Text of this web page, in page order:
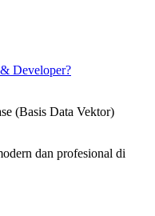
Developer?
(Basis Data Vektor)
dan profesional di